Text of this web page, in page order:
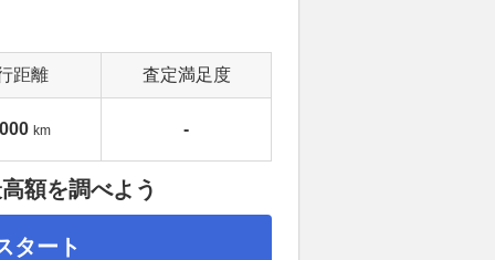
距離 査定満足度
km -
額を調べよう
タート